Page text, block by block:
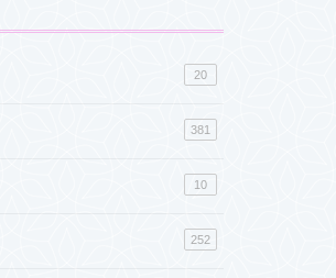
20
381
10
252